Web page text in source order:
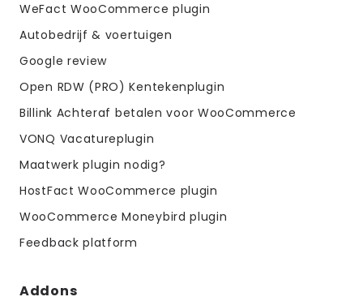
WeFact WooCommerce plugin
Autobedrijf & voertuigen
Google review
Open RDW (PRO) Kentekenplugin
Billink Achteraf betalen voor WooCommerce
VONQ Vacatureplugin
Maatwerk plugin nodig?
HostFact WooCommerce plugin
WooCommerce Moneybird plugin
Feedback platform
Addons